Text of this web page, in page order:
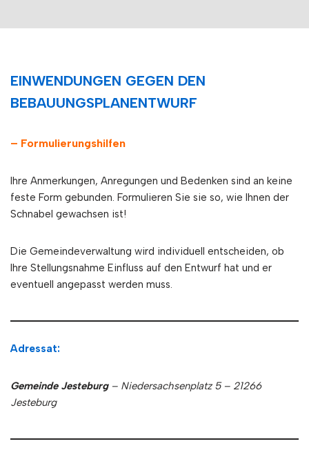
EINWENDUNGEN GEGEN DEN
BEBAUUNGSPLANENTWURF
– Formulierungshilfen
Ihre Anmerkungen, Anregungen und Bedenken sind an keine
feste Form gebunden. Formulieren Sie sie so, wie Ihnen der
Schnabel gewachsen ist!
Die Gemeindeverwaltung wird individuell entscheiden, ob
Ihre Stellungsnahme Einfluss auf den Entwurf hat und er
eventuell angepasst werden muss.
Adressat:
Gemeinde Jesteburg– Niedersachsenplatz 5 – 21266
Jesteburg